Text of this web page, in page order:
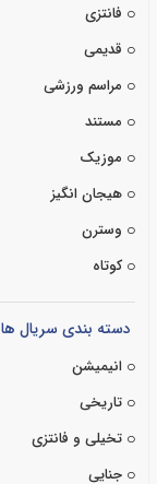
فانتزی
قدیمی
مراسم ورزشی
مستند
موزیک
هیجان انگیز
وسترن
کوتاه
دسته بندی سریال ها
انیمیشن
تاریخی
تخیلی و فانتزی
جنایی